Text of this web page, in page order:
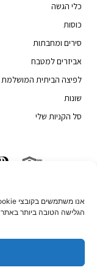
אנו משתמשים בקובצי Cookie כדי להבטיח שנספק לך את חוויית
הגלישה הטובה ביותר
כלי הגשה
כוסות
סירים ומחבתות
אביזרים למטבח
לפיצה הביתית המושלמת
שונות
סל הקניות שלי